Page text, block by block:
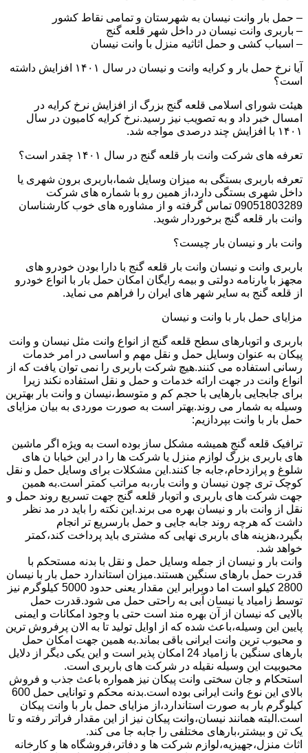
– حمل بار وانت نیسان به شهرستان و تمامی نقاط کشور
– باربری وانت نیسان در داخل شهر قلعه گنج
– اسباب کشی و حمل اثاثیه منزل با وانت نیسان
آیا نرخ حمل بار و کرایه وانت و نیسان در سال ۱۴۰۱ افزایش داشته
است؟
هیئت شورای اسلامی قلعه گنج بزرگ از افزایش نرخ کرایه در
امسال خبر داد و به تصویب نیز رسید.نرخ کرایه کامیون در سال
۱۴۰۱ با افزایش چند درصدی مواجه شد.
تعرفه های شرکت وانت بار قلعه گنج در سال ۱۴۰۱ چقدر است؟
تعرفه باربری بستگی به میزان وسایل شما،باربری برون شهری یا
داخل شهری بستگی دارد،از همین رو با شماره های شرکت
09051803289 تماس گرفته و از مشاوره های خوب کارشناسان
وانت بار قلعه گنج برخوردار شوید.
وانت بار و نیسان بار چیست؟
باربری وانت و نیسان وانت بار قلعه گنج با دارا بودن خودرو های
مجهز با بارنامه دولتی و بیمه رایگان امکان حمل بار با انواع خودرو
از قلعه گنج به سایر شهر های ایران را فراهم می نماید.
مزایای حمل بار با وانت و نیسان
باربری و اتوبارهای سطح قلعه گنج از انواع وانت مثل نیسان و وانت
پیکان به عنوان وسایل حمل و نقل مهم و اساسی در امر خدمات
رسانی استفاده می کنند.هیچ شرکت باربری را نمی توان یافت که از
انواع وانت در جهت ارائه خدمات و حمل و نقل استفاده نکند زیرا
برای جابجایی بارهایی با حجم کم و متوسط،نیسان و وانت بار بهترین
وسیله به شمار می روند.بهتر است به صورت موردی به بیان مزایای
حمل بار با وانت بپردازیم:
ترافیک قلعه گنج همیشه مشکل ساز بوده است به ویژه اگر ماشین
های باربری بزرگ لوازم منزل یا شرکت ها را در این خیابا ن های
شلوغ و پرازدحام،جابه جا کنند.این مشکلات برای وسایل حمل و نقل
کوچک تری چون نیسان و وانت بار،به مراتب کمتر است.به همین
جهت شرکت های باربری و اتوبار قلعه گنج جهت تسریع روند حمل و
نقل از وانت بار و نیسان بهره می برند.این نکته را باید در مد نظر
داشت که هرچه روند جابه جایی و حمل بارسریع تر انجام
بگیرد،هزینه های باربری نهایی که مشتری باید پرداخت کند،کمتر
خواهد شد.
وانت بار و نیسان از جمله وسایل حمل و نقل با بدنه مستحکم با
قدرت حمل بارهای سنگین هستند.میزان استاندارد حمل بار با نیسان
2800 کیلو است اما دوبرابر این مقدار یعنی حدود 5000 کیلوگرم نیز
توسط زامیاد یا نیسان آبی به راحتی حمل می شود.قدرت حمل
بالایی که نیسان از آن بهره مند است حتی با وجود امکانات و ایمنی
پایین این وسیله،باعث شده که از اوایل تولید تا به الان پرفروش ترین
و محبوب ترین وانت ایرانی باقی بماند.به همین جهت امکان حمل
بارهای سنگین با زامیاد 24 امکان پذیر است و این یکی دیگر از دلایل
محبوبیت این وسیله نقیله در شرکت های باربری است.
استحکام و جان سختی وانت پیکان نیز همواره باعث جذب و فروش
بالای این نوع وانت ایرانی بوده است.بدنه محکم و توانایی حمل 600
کیلوگرم بار به صورت استاندارد،از مزایای حمل بار با وانت پیکان
است.البته همانند نیسان،وانت پیکان نیز از این مقدار فراتر رفته و تا
یک تن و بیشتر،بارهای مختلفی را جابه جا می کند.
اثاث منزل،جهیزیه،لوازم شرکت ها و دفاتر،فروشگاه ها و کارخانه